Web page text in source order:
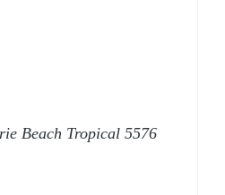
Beach Tropical 5576